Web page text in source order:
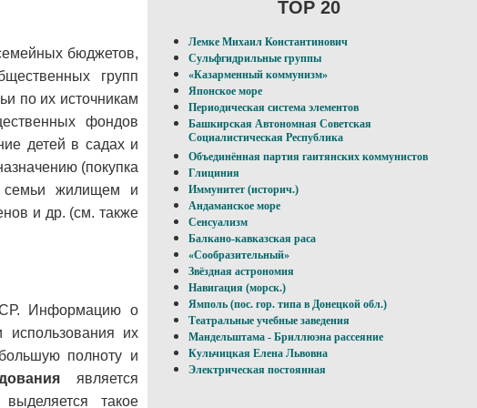
бюджетов,
групп
по их источникам
фондов
детей в садах и
(покупка
семьи жилищем и
и др. (см. также
Информацию о
их
полноту и
является
такое
TOP 20
Лемке Михаил Константинович
Сульфгидрильные группы
«Казарменный коммунизм»
Японское море
Периодическая система элементов
Башкирская Автономная Советская
Социалистическая Республика
Объединённая партия гаитянских коммунистов
Глициния
Иммунитет (историч.)
Андаманское море
Сенсуализм
Балкано-кавказская раса
«Сообразительный»
Звёздная астрономия
Навигация (морск.)
Ямполь (пос. гор. типа в Донецкой обл.)
Театральные учебные заведения
Мандельштама - Бриллюэна рассеяние
Кульчицкая Елена Львовна
Электрическая постоянная